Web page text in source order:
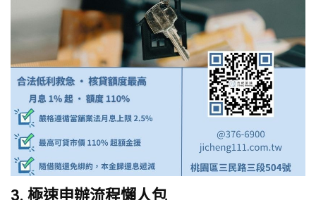
3. 極速申辦流程懶人包